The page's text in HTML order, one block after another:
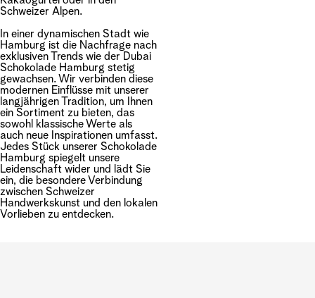
Schweizer Alpen.
In einer dynamischen Stadt wie
Hamburg ist die Nachfrage nach
exklusiven Trends wie der Dubai
Schokolade Hamburg stetig
gewachsen.Wir verbinden diese
modernen Einflüsse mit unserer
langjährigen Tradition, um Ihnen
ein Sortiment zu bieten, das
sowohl klassische Werte als
auch neue Inspirationen umfasst.
Jedes Stück unserer Schokolade
Hamburg spiegelt unsere
Leidenschaft wider und lädt Sie
ein, die besondere Verbindung
zwischen Schweizer
Handwerkskunst und den lokalen
Vorlieben zu entdecken.